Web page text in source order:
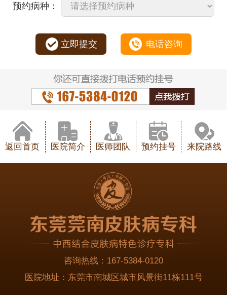
预约病种：
立即提交 电话咨询
返回首页 医院简介 医师团队 预约挂号 来院路线
咨询热线： 167-5384-0120
医院地址： 东莞市南城区城市风景街11栋111号